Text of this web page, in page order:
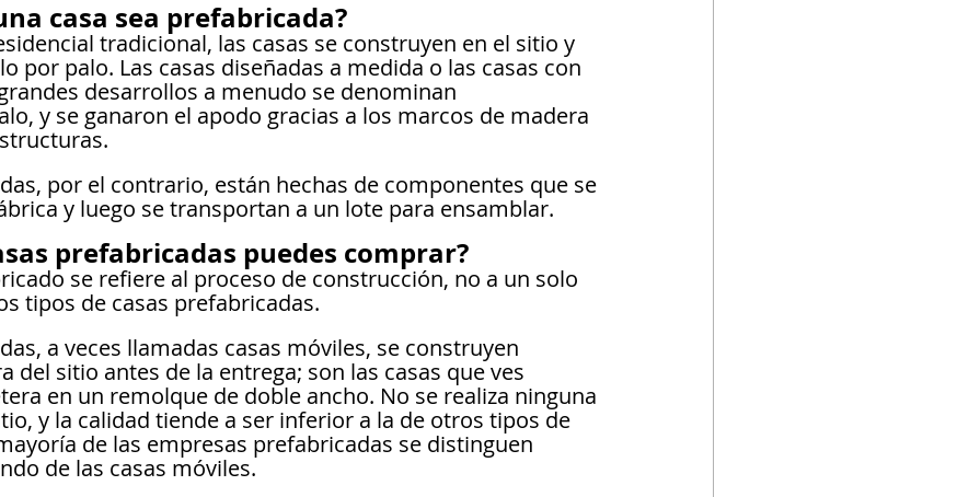
casa sea prefabricada?
tradicional, las casas se construyen en el sitio y
por palo. Las casas diseñadas a medida o las casas con
desarrollos a menudo se denominan
y se ganaron el apodo gracias a los marcos de madera
por el contrario, están hechas de componentes que se
y luego se transportan a un lote para ensamblar.
prefabricadas puedes comprar?
se refiere al proceso de construcción, no a un solo
tipos de casas prefabricadas.
a veces llamadas casas móviles, se construyen
del sitio antes de la entrega; son las casas que ves
en un remolque de doble ancho. No se realiza ninguna
y la calidad tiende a ser inferior a la de otros tipos de
de las empresas prefabricadas se distinguen
de las casas móviles.